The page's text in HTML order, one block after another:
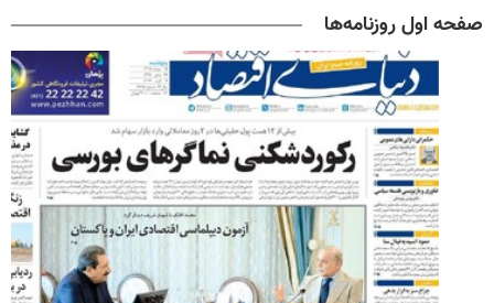
صفحه اول روزنامه‌ها